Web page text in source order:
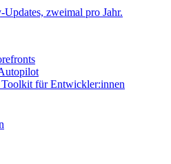
zweimal pro Jahr.
für Entwickler:innen